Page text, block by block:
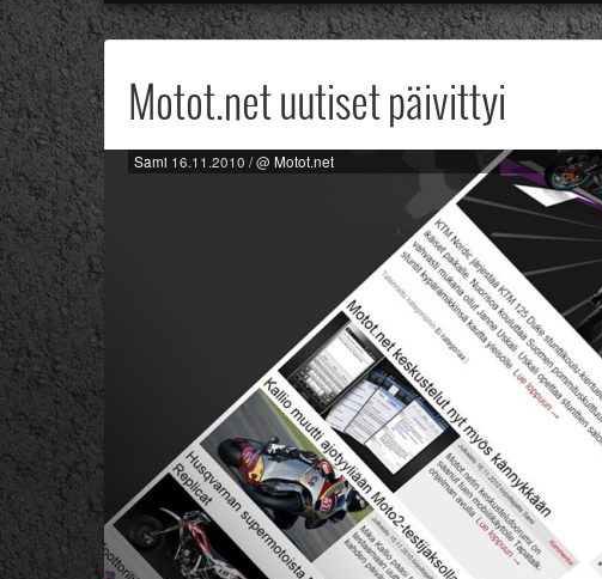
Motot.net uutiset päivittyi
Sami 16.11.2010 / @ Motot.net